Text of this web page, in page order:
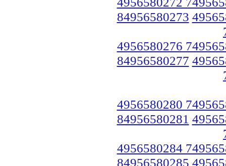
84956580273
4956580276
84956580277
4956580280
84956580281
4956580284
84956580285